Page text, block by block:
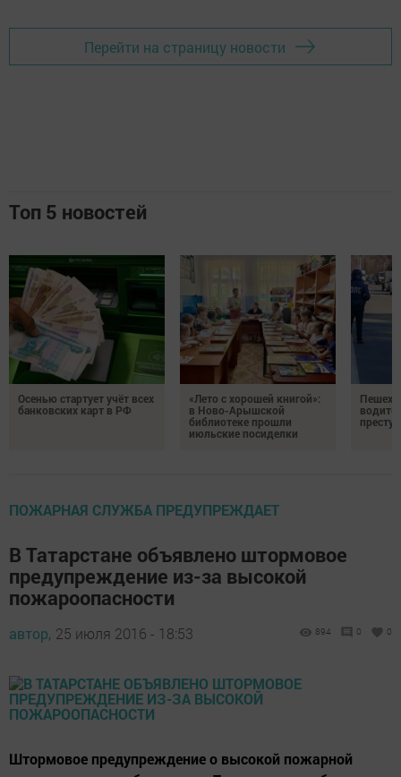
Перейти на страницу новости
Топ 5 новостей
Осенью стартует учёт всех
банковских карт в РФ
«Лето с хорошей книгой»:
в Ново-Арышской
библиотеке прошли
июльские посиделки
ПОЖАРНАЯ СЛУЖБА ПРЕДУПРЕЖДАЕТ
В Татарстане объявлено штормовое
предупреждение из-за высокой
пожароопасности
автор, 25 июля 2016 - 18:53 894 0 0
Штормовое предупреждение о высокой пожарной